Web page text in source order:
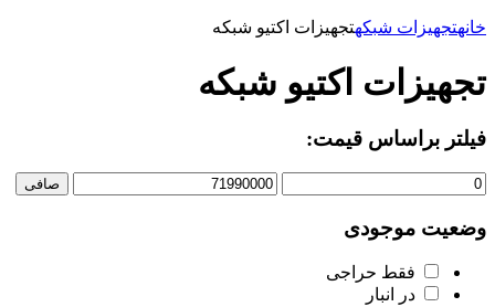
خانهتجهیزات شبکهتجهیزات اکتیو شبکه
تجهیزات اکتیو شبکه
فیلتر براساس قیمت:
صافی
وضعیت موجودی
فقط حراجی
در انبار